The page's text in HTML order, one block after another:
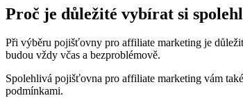
Proč je důležité vybírat si
Při výběru pojišťovny pro affiliate marketing je
budou vždy včas a bezproblémově.
Spolehlivá pojišťovna pro affiliate marketing vám
podmínkami.